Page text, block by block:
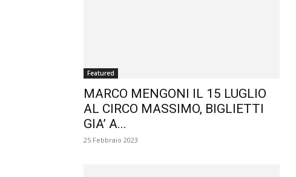
Featured
MARCO MENGONI IL 15 LUGLIO
AL CIRCO MASSIMO, BIGLIETTI
GIA’ A...
25 Febbraio 2023